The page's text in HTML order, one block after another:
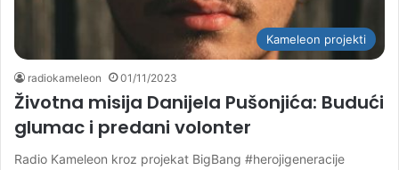
Kameleon projekti
radiokameleon 01/11/2023
Životna misija Danijela Pušonjića: Budući
glumac i predani volonter
Radio Kameleon kroz projekat BigBang #herojigeneracije